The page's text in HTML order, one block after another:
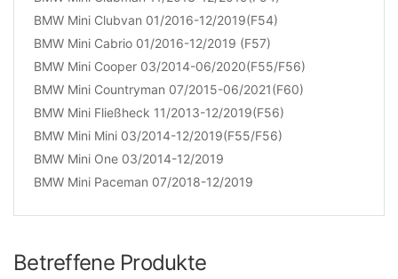
BMW Mini Clubvan 01/2016-12/2019(F54)
BMW Mini Cabrio 01/2016-12/2019 (F57)
BMW Mini Cooper 03/2014-06/2020(F55/F56)
BMW Mini Countryman 07/2015-06/2021(F60)
BMW Mini Fließheck 11/2013-12/2019(F56)
BMW Mini Mini 03/2014-12/2019(F55/F56)
BMW Mini One 03/2014-12/2019
BMW Mini Paceman 07/2018-12/2019
Betreffene Produkte